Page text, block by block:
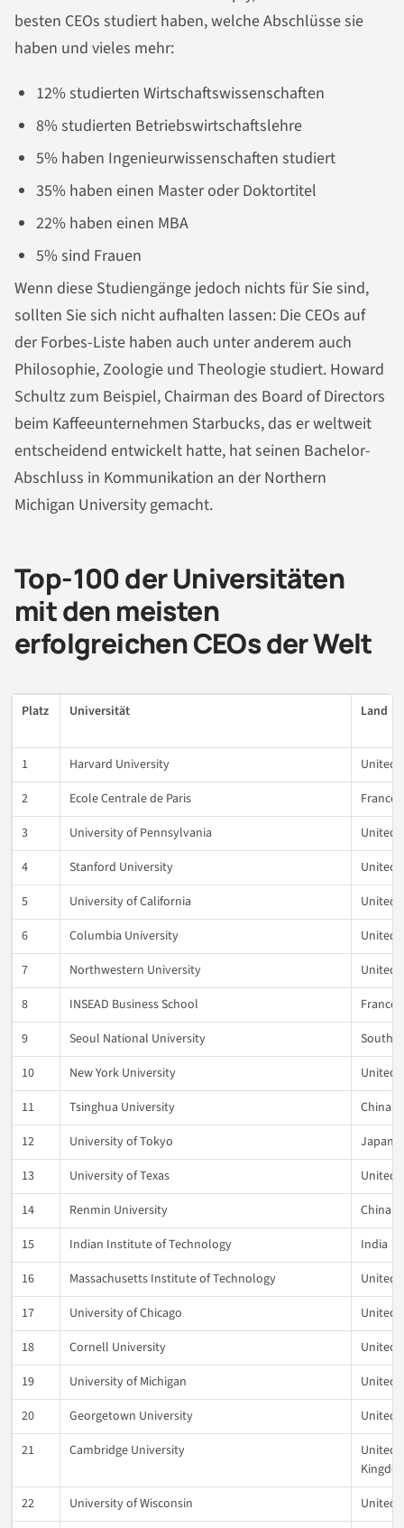
besten CEOs studiert haben, welche Abschlüsse sie
haben und vieles mehr:
12% studierten Wirtschaftswissenschaften
8% studierten Betriebswirtschaftslehre
5% haben Ingenieurwissenschaften studiert
35% haben einen Master oder Doktortitel
22% haben einen MBA
5% sind Frauen
Wenn diese Studiengänge jedoch nichts für Sie sind,
sollten Sie sich nicht aufhalten lassen: Die CEOs auf
der Forbes-Liste haben auch unter anderem auch
Philosophie, Zoologie und Theologie studiert. Howard
Schultz zum Beispiel, Chairman des Board of Directors
beim Kaffeeunternehmen Starbucks, das er weltweit
entscheidend entwickelt hatte, hat seinen Bachelor-
Abschluss in Kommunikation an der Northern
Michigan University gemacht.
Top-100 der Universitäten
mit den meisten
erfolgreichen CEOs der Welt
Platz Universität Land
1 Harvard University
United
2
Ecole Centrale de Paris
France
3
University of Pennsylvania
United
4
Stanford University
United
5
University of California
United
6
Columbia University
United
7
Northwestern University
United
8
INSEAD Business School
France
9
Seoul National University
South
10
New York University
United
11
Tsinghua University
China
12
University of Tokyo
Japan
13
University of Texas
United
14
Renmin University
China
15
Indian Institute of Technology
India
16
Massachusetts Institute of Technology
United
17
University of Chicago
United
18
Cornell University
United
19
University of Michigan
United
20
Georgetown University
United
21
Cambridge University
United
22
University of Wisconsin
United